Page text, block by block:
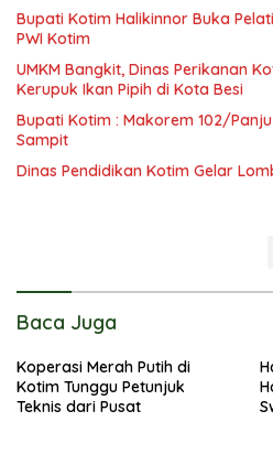
Bupati Kotim Halikinnor Buka
PWI Kotim
UMKM Bangkit, Dinas Perikanan
Kerupuk Ikan Pipih di Kota Besi
Bupati Kotim : Makorem 102/
Sampit
Dinas Pendidikan Kotim Gelar
Baca Juga
Koperasi Merah Putih di
Kotim Tunggu Petunjuk
Teknis dari Pusat